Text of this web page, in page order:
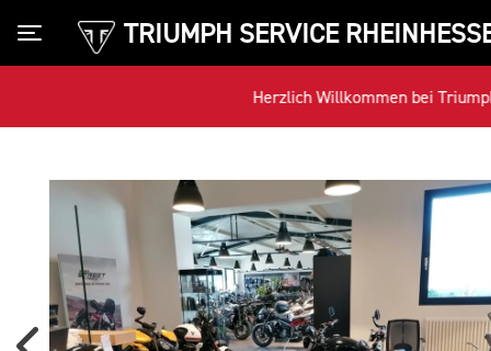
TRIUMPH SERVICE
Toggle navigation
Herzlich Willkommen bei